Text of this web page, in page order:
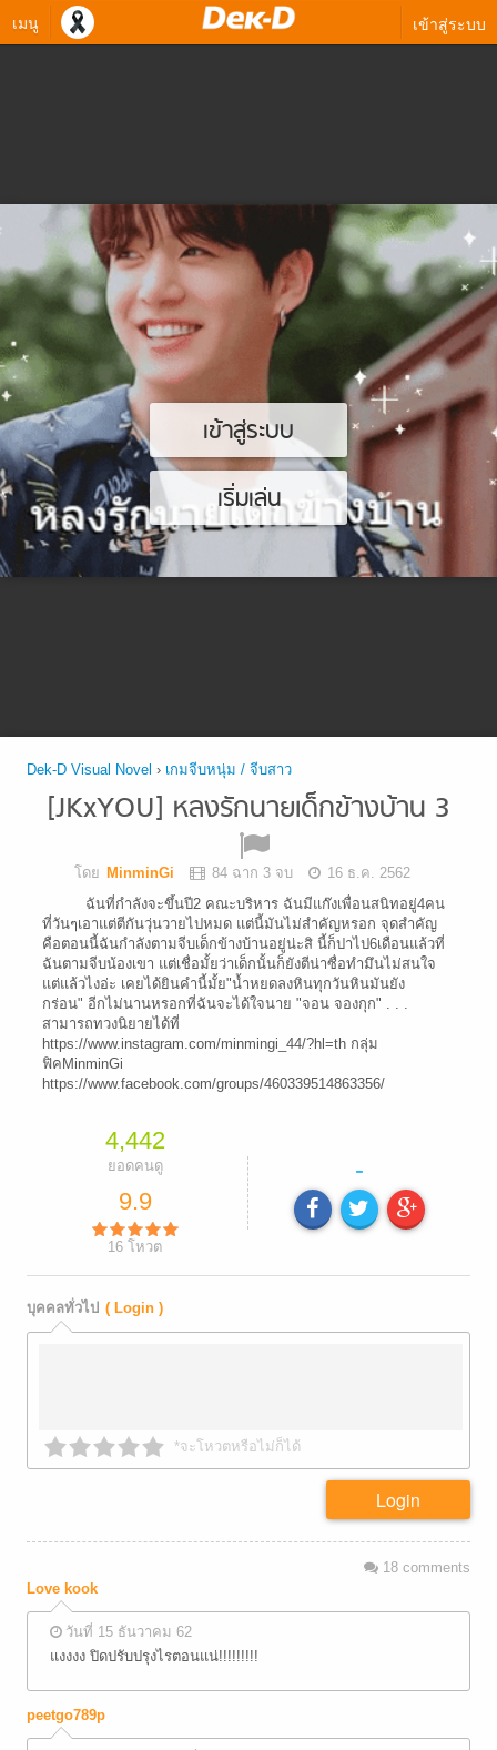
เมนู เข้าสู่ระบบ
เข้าสู่ระบบ
เริ่มเล่น
Dek-D Visual Novel › เกมจีบหนุ่ม / จีบสาว
[JKxYOU] หลงรักนายเด็กข้างบ้าน 3
โดย MinminGi 84 ฉาก 3 จบ
16 ธ.ค. 2562
ฉันที่กำลังจะขึ้นปี2 คณะบริหาร ฉันมีแก๊งเพื่อนสนิทอยู่4คน
ที่วันๆเอาแต่ตีกันวุ่นวายไปหมด แต่นี้มันไม่สำคัญหรอก จุดสำคัญ
คือตอนนี้ฉันกำลังตามจีบเด็กข้างบ้านอยู่น่ะสิ นี้ก็ปาไป6เดือนแล้วที่
ฉันตามจีบน้องเขา แต่เชื่อมั้ยว่าเด็กนั้นก็ยังตีน่าซื่อทำมึนไม่สนใจ
แต่แล้วไงอ่ะ เคยได้ยินคำนี้มั้ย"น้ำหยดลงหินทุกวันหินมันยัง
กร่อน" อีกไม่นานหรอกที่ฉันจะได้ใจนาย "จอน จองกุก" . . .
สามารถทวงนิยายได้ที่
https://www.instagram.com/minmingi_44/?hl=th กลุ่ม
ฟิคMinminGi
https://www.facebook.com/groups/460339514863356/
4,442
ยอดคนดู
9.9
16 โหวต
-
บุคคลทั่วไป ( Login )
*จะโหวตหรือไม่ก็ได้
Login
18comments
Love kook
วันที่ 15 ธันวาคม 62
แงงงง ปิดปรับปรุงไรตอนแน่!!!!!!!!!
peetgo789p